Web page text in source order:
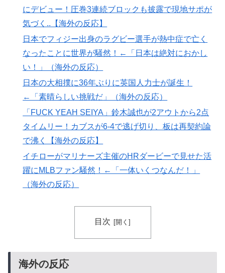
な」「自動車産業と同じ道を歩んでる気がする」
支持を表明「隠す気もないんだなｗ」
【朗報】寺田心、ベンチプレス110kgwww
▶ ワイの作った卵豆腐にいくら出せる？
▶
海外「なんてこった！」日本とドイツの病院食のあまり
の差に海外が大騒ぎ
▶
海外「日本が正しい！」優しい日本人に甘える外国人に
海外が大騒ぎ
▶
Google DeepMind再編 「Googleを作った男」ディー
ンが去り、本体は稼ぐAIへ舵を切る【海外の反応・解
説】
海外「日本人はなんて気高いんだ！」 英高級紙も驚愕
した極限の中の日本人の姿に世界が衝撃
ビュー！圧巻3連続ブロックも披露で現地サポが気づく..
にデビュー！圧巻3連続ブロックも披露で現地サポが
気づく..【海外の反応】
日本でフィジー出身のラグビー選手が熱中症で亡く
なったことに世界が騒然！←「日本は絶対におかし
い！」（海外の反応）
日本の大相撲に36年ぶりに英国人力士が誕生！
←「素晴らしい挑戦だ」（海外の反応）
「FUCK YEAH SEIYA」鈴木誠也が2アウトから2点
タイムリー！カブスが6-4で逃げ切り、板は再契約論
で沸く【海外の反応】
イチローがマリナーズ主催のHRダービーで見せた活
躍にMLBファン騒然！←「一体いくつなんだ！」
（海外の反応）
目次
海外の反応